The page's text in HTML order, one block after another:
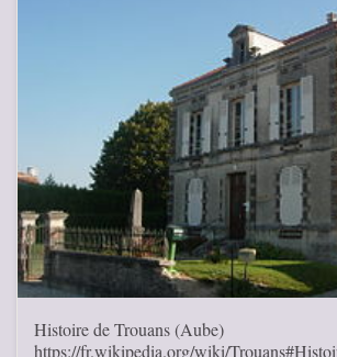
Histoire de Trouans (Aube)
https://fr.wikipedia.org/wiki/